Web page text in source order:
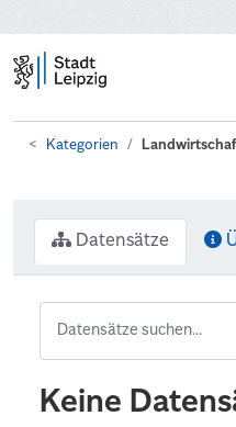
Kategorien
Datensätze
Keine